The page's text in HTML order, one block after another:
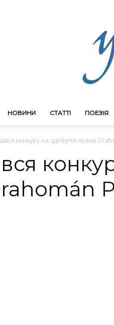
НОВИНИ СТАТТІ ПОЕЗІЯ
конкурс на здобуття премії